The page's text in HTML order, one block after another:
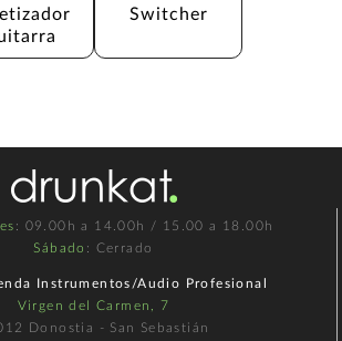
Switcher
: 09.00h a 14.00h / 15.00 a 18.00h
Sábado : Cerrado
Instrumentos/Audio Profesional
Virgen del Carmen, 7
Donostia - San Sebastián